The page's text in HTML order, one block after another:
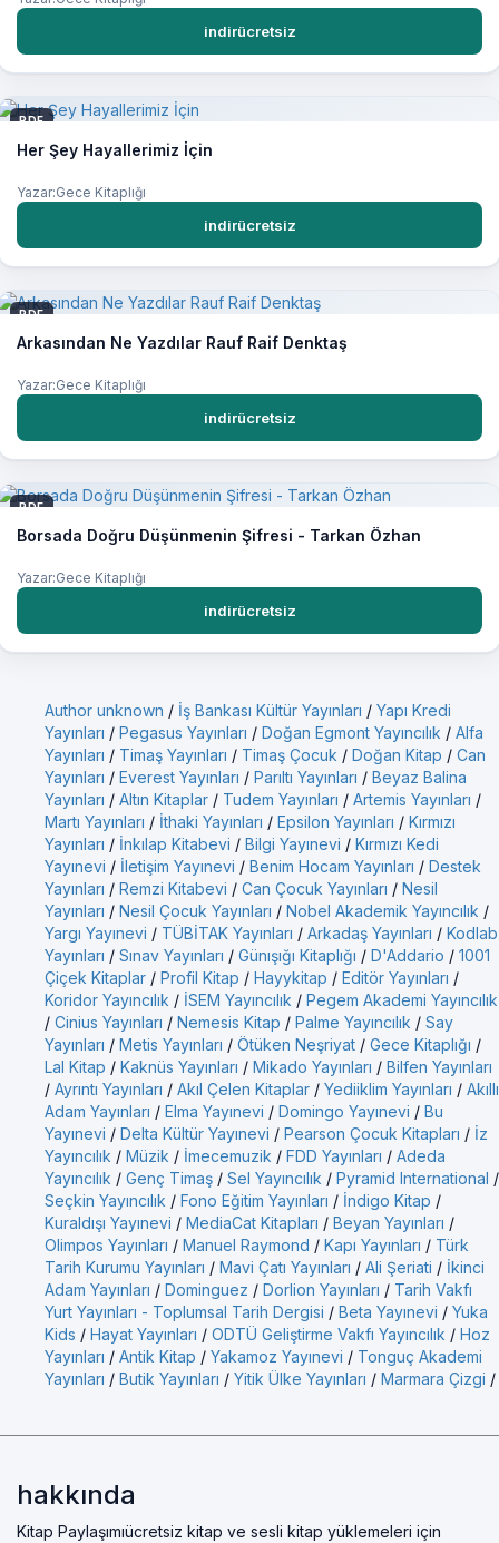
indirücretsiz
PDF
Her Şey Hayallerimiz İçin
Yazar:Gece Kitaplığı
indirücretsiz
PDF
Arkasından Ne Yazdılar Rauf Raif Denktaş
Yazar:Gece Kitaplığı
indirücretsiz
PDF
Borsada Doğru Düşünmenin Şifresi - Tarkan Özhan
Yazar:Gece Kitaplığı
indirücretsiz
Author unknown / İş Bankası Kültür Yayınları / Yapı Kredi
Yayınları / Pegasus Yayınları / Doğan Egmont Yayıncılık / Alfa
Yayınları / Timaş Yayınları / Timaş Çocuk / Doğan Kitap / Can
Yayınları / Everest Yayınları / Parıltı Yayınları / Beyaz Balina
Yayınları / Altın Kitaplar / Tudem Yayınları / Artemis Yayınları /
Martı Yayınları / İthaki Yayınları / Epsilon Yayınları / Kırmızı
Yayınları / İnkılap Kitabevi / Bilgi Yayınevi / Kırmızı Kedi
Yayınevi / İletişim Yayınevi / Benim Hocam Yayınları / Destek
Yayınları / Remzi Kitabevi / Can Çocuk Yayınları / Nesil
Yayınları / Nesil Çocuk Yayınları / Nobel Akademik Yayıncılık /
Yargı Yayınevi / TÜBİTAK Yayınları / Arkadaş Yayınları / Kodlab
Yayınları / Sınav Yayınları / Günışığı Kitaplığı / D'Addario / 1001
Çiçek Kitaplar / Profil Kitap / Hayykitap / Editör Yayınları /
Koridor Yayıncılık / İSEM Yayıncılık / Pegem Akademi Yayıncılık
/ Cinius Yayınları / Nemesis Kitap / Palme Yayıncılık / Say
Yayınları / Metis Yayınları / Ötüken Neşriyat / Gece Kitaplığı /
Lal Kitap / Kaknüs Yayınları / Mikado Yayınları / Bilfen Yayınları
/ Ayrıntı Yayınları / Akıl Çelen Kitaplar / Yediiklim Yayınları / Akıllı
Adam Yayınları / Elma Yayınevi / Domingo Yayınevi / Bu
Yayınevi / Delta Kültür Yayınevi / Pearson Çocuk Kitapları / İz
Yayıncılık / Müzik / İmecemuzik / FDD Yayınları / Adeda
Yayıncılık / Genç Timaş / Sel Yayıncılık / Pyramid International /
Seçkin Yayıncılık / Fono Eğitim Yayınları / İndigo Kitap /
Kuraldışı Yayınevi / MediaCat Kitapları / Beyan Yayınları /
Olimpos Yayınları / Manuel Raymond / Kapı Yayınları / Türk
Tarih Kurumu Yayınları / Mavi Çatı Yayınları / Ali Şeriati / İkinci
Adam Yayınları / Dominguez / Dorlion Yayınları / Tarih Vakfı
Yurt Yayınları - Toplumsal Tarih Dergisi / Beta Yayınevi / Yuka
Kids / Hayat Yayınları / ODTÜ Geliştirme Vakfı Yayıncılık / Hoz
Yayınları / Antik Kitap / Yakamoz Yayınevi / Tonguç Akademi
Yayınları / Butik Yayınları / Yitik Ülke Yayınları / Marmara Çizgi /
hakkında
Kitap Paylaşımıücretsiz kitap ve sesli kitap yüklemeleri için